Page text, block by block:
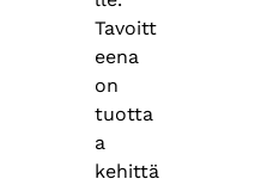
Tavoitt
eena
on
tuotta
a
kehittä